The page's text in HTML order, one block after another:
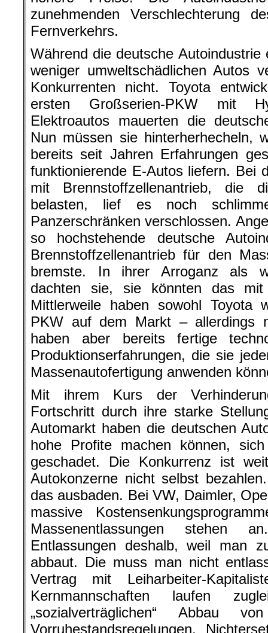
zunehmenden Verschlechterung
Fernverkehrs.
Während die deutsche
weniger umweltschädlichen Autos
Konkurrenten nicht. Toyota
ersten Großserien-PKW mit
Elektroautos mauerten die
Nun müssen sie hinterherhecheln,
bereits seit Jahren Erfahrungen
funktionierende E-Autos liefern. Bei
mit Brennstoffzellenantrieb, die
belasten, lief es noch
Panzerschränken verschlossen.
so hochstehende deutsche
Brennstoffzellenantrieb für den
bremste. In ihrer Arroganz als
dachten sie, sie könnten das
Mittlerweile haben sowohl Toyota
PKW auf dem Markt – allerdings
haben aber bereits fertige
Produktionserfahrungen, die sie
Massenautofertigung anwenden
Mit ihrem Kurs der
Fortschritt durch ihre starke
Automarkt haben die deutschen
hohe Profite machen können,
geschadet. Die Konkurrenz ist
Autokonzerne nicht selbst
das ausbaden. Bei VW, Daimler,
massive
Massenentlassungen stehen
Entlassungen deshalb, weil man
abbaut. Die muss man nicht
Vertrag mit Leiharbeiter-
Kernmannschaften laufen
„sozialverträglichen“ Abbau
Vorruhestandsregelungen,